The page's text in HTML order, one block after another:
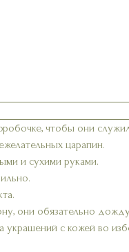
чтобы они
царапин.
и сухими руками.
они обязательно
с кожей во